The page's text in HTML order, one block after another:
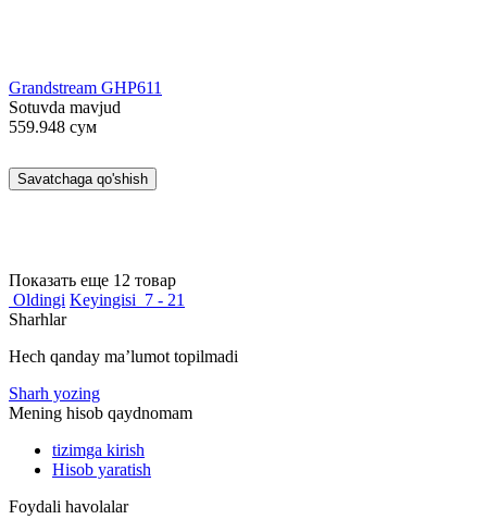
Grandstream GHP611
Sotuvda mavjud
559.948 сум
Savatchaga qo'shish
Показать еще 12 товар
Oldingi Keyingisi 7 - 21
Sharhlar
Hech qanday maʼlumot topilmadi
Sharh yozing
Mening hisob qaydnomam
tizimga kirish
Hisob yaratish
Foydali havolalar